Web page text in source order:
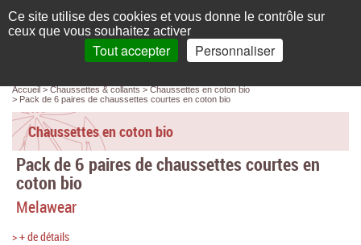
L'élégance au naturel
compte
Français
Recherche
Accueil
Femme
Homme
Bébé & enfant
Accueil Chaussettes & collants
Chaussettes en coton bio
Pack de 6 paires de chaussettes courtes en coton bio
Chaussettes en coton bio
Pack de 6 paires de chaussettes courtes en
coton bio
Melawear
> + de détails
Panneau de gestion des cookies
Ce site utilise des cookies et vous donne le contrôle sur
ceux que vous souhaitez activer
Tout accepter Personnaliser